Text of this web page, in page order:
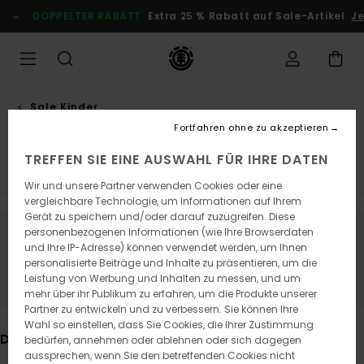
zur
Produkt
springen
DOPPELTER RABATT Extra 25 % Rabatt auf Sale-Artikel
Sale Kinder
Bleib dabei, die Produkte sind bald
wieder da
Das könnte dir auch gefallen
TREFFEN SIE EINE AUSWAHL FÜR IHRE DATEN
Wir und unsere Partner verwenden Cookies oder eine
vergleichbare Technologie, um Informationen auf Ihrem
Gerät zu speichern und/oder darauf zuzugreifen. Diese
personenbezogenen Informationen (wie Ihre Browserdaten
und Ihre IP-Adresse) können verwendet werden, um Ihnen
personalisierte Beiträge und Inhalte zu präsentieren, um die
Leistung von Werbung und Inhalten zu messen, und um
mehr über ihr Publikum zu erfahren, um die Produkte unserer
Partner zu entwickeln und zu verbessern. Sie können Ihre
Wahl so einstellen, dass Sie Cookies, die Ihrer Zustimmung
bedürfen, annehmen oder ablehnen oder sich dagegen
aussprechen, wenn Sie den betreffenden Cookies nicht
Fortfahren ohne zu akzeptieren